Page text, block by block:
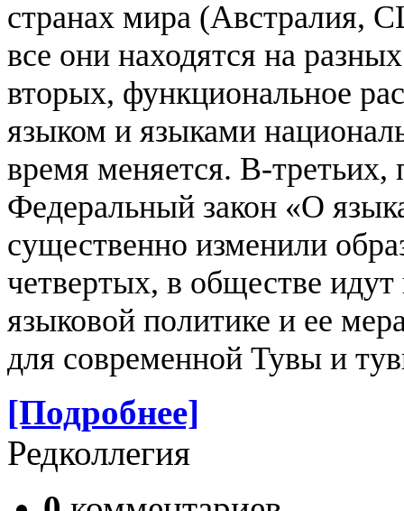
странах мира (Австралия,
все они находятся на
вторых, функциональное
языком и языками
время меняется. В-третьих,
Федеральный закон «О
существенно изменили
четвертых, в обществе
языковой политике и ее
для современной Тувы и
[Подробнее]
Редколлегия